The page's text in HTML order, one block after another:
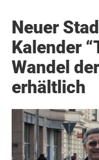
Neuer
Kalender
Wandel
erhältlich